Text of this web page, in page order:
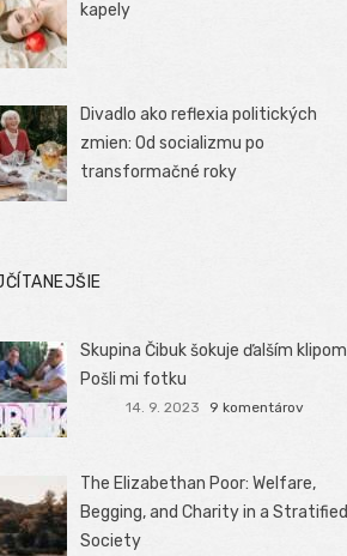
kapely
Divadlo ako reflexia politických
zmien: Od socializmu po
transformačné roky
Skupina Čibuk šokuje ďalším klipom
Pošli mi fotku
14. 9. 2023 9 komentárov
The Elizabethan Poor: Welfare,
Begging, and Charity in a Stratified
Society